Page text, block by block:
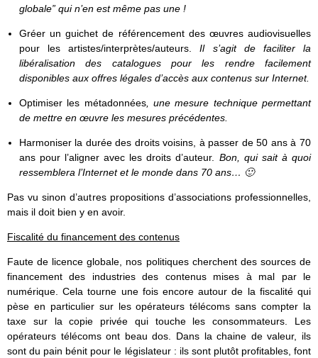
globale” qui n’en est même pas une !
Gréer un guichet de référencement des œuvres audiovisuelles
pour les artistes/interprètes/auteurs.Il s’agit de faciliter la
libéralisation des catalogues pour les rendre facilement
disponibles aux offres légales d’accès aux contenus sur Internet.
Optimiser les métadonnées, une mesure technique permettant
de mettre en œuvre les mesures précédentes.
Harmoniser la durée des droits voisins, à passer de 50 ans à 70
ans pour l’aligner avec les droits d’auteur. Bon, qui sait à quoi
ressemblera l’Internet et le monde dans 70 ans… 🙂
Pas vu sinon d’autres propositions d’associations professionnelles,
mais il doit bien y en avoir.
Fiscalité du financement des contenus
Faute de licence globale, nos politiques cherchent des sources de
financement des industries des contenus mises à mal par le
numérique. Cela tourne une fois encore autour de la fiscalité qui
pèse en particulier sur les opérateurs télécoms sans compter la
taxe sur la copie privée qui touche les consommateurs. Les
opérateurs télécoms ont beau dos. Dans la chaine de valeur, ils
sont du pain bénit pour le législateur : ils sont plutôt profitables, font